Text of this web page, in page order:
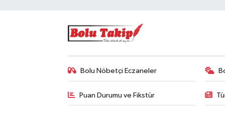
Bolu Nöbetçi Eczaneler
Puan Durumu ve Fikstür